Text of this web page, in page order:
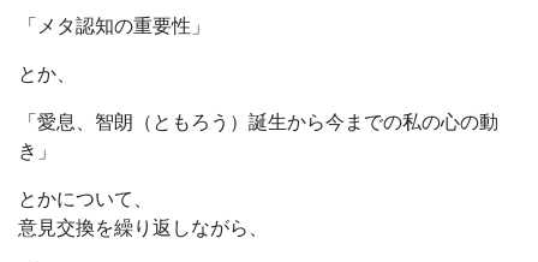
「メタ認知の重要性」
とか、
「愛息、智朗（ともろう）誕生から今までの私の心の動
き」
とかについて、
意見交換を繰り返しながら、